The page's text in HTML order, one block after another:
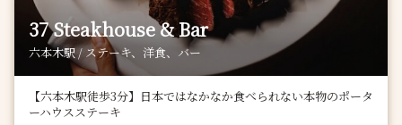
37 Steakhouse & Bar
六本木駅 / ステーキ、洋食、バー
【六本木駅徒歩3分】日本ではなかなか食べられない本物のポータ
ーハウスステーキ